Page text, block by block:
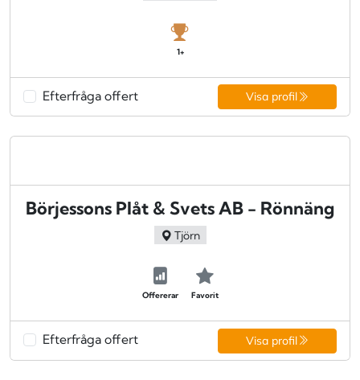
1+
Efterfråga offert Visa profil
Börjessons Plåt & Svets AB - Rönnäng
Tjörn
Offererar Favorit
Efterfråga offert Visa profil